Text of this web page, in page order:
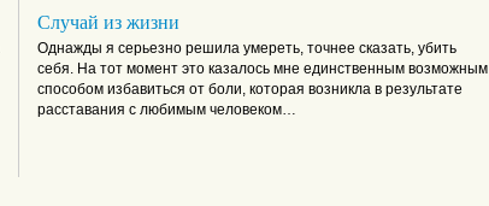
Случай из жизни
Однажды я серьезно решила умереть, точнее сказать, убить
себя. На тот момент это казалось мне единственным возможным
способом избавиться от боли, которая возникла в результате
расставания с любимым человеком…